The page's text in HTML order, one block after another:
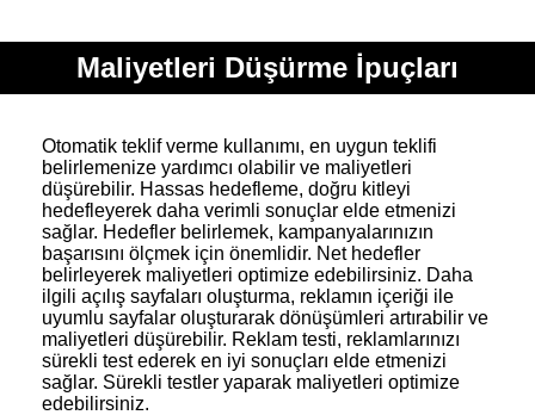
Maliyetleri Düşürme İpuçları
Otomatik teklif verme kullanımı, en uygun teklifi
belirlemenize yardımcı olabilir ve maliyetleri
düşürebilir. Hassas hedefleme, doğru kitleyi
hedefleyerek daha verimli sonuçlar elde etmenizi
sağlar. Hedefler belirlemek, kampanyalarınızın
başarısını ölçmek için önemlidir. Net hedefler
belirleyerek maliyetleri optimize edebilirsiniz. Daha
ilgili açılış sayfaları oluşturma, reklamın içeriği ile
uyumlu sayfalar oluşturarak dönüşümleri artırabilir ve
maliyetleri düşürebilir. Reklam testi, reklamlarınızı
sürekli test ederek en iyi sonuçları elde etmenizi
sağlar. Sürekli testler yaparak maliyetleri optimize
edebilirsiniz.